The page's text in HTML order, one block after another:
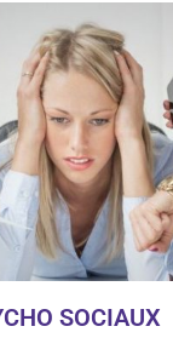
SOCIAUX